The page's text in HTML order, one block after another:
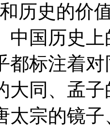
历史的价
中国历史
都标注着
大同、孟
太宗的镜